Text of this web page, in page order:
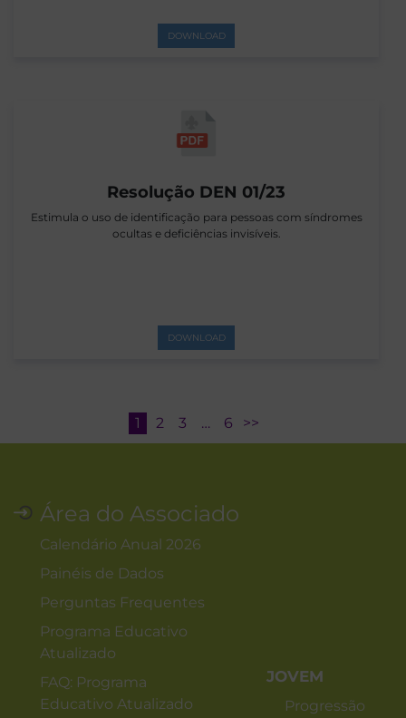
DOWNLOAD
Resolução DEN 01/23
Estimula o uso de identificação para pessoas com síndromes
ocultas e deficiências invisíveis.
DOWNLOAD
1 2 3 … 6 >>
Área do Associado
Calendário Anual 2026
Painéis de Dados
Perguntas Frequentes
Programa Educativo
Atualizado
FAQ: Programa
Educativo Atualizado
JOVEM
Progressão